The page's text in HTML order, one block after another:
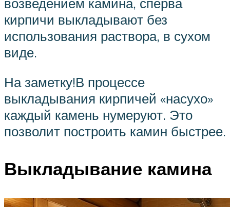
кирпичи выкладывают без
использования раствора, в сухом
виде.
На заметку!В процессе
выкладывания кирпичей «насухо»
каждый камень нумеруют. Это
позволит построить камин быстрее.
Выкладывание камина